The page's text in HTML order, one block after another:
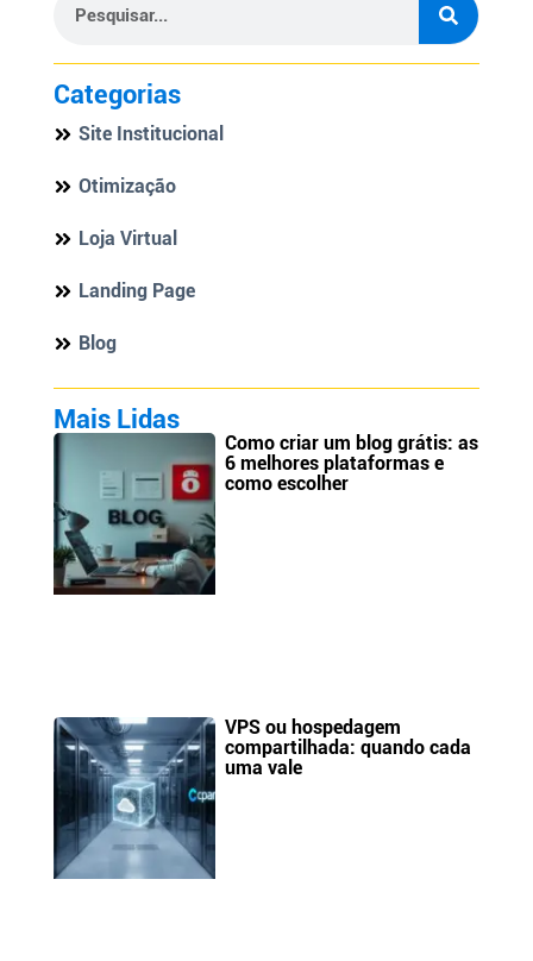
Categorias
Site Institucional
Otimização
Loja Virtual
Landing Page
Blog
Mais Lidas
Como criar um blog grátis: as
6 melhores plataformas e
como escolher
VPS ou hospedagem
compartilhada: quando cada
uma vale